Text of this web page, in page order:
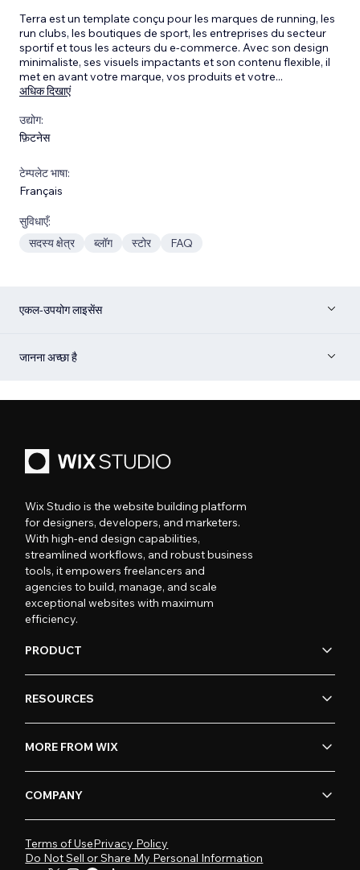
Terra est un template conçu pour les marques de running, les
run clubs, les boutiques de sport, les entreprises du secteur
sportif et tous les acteurs du e-commerce. Avec son design
minimaliste, ses visuels impactants et son contenu flexible, il
met en avant votre marque, vos produits et votre...
अधिक दिखाएं
उद्योग:
फ़िटनेस
टेम्पलेट भाषा:
Français
सुविधाएँ:
सदस्य क्षेत्र
ब्लॉग स्टोर FAQ
एकल-उपयोग लाइसेंस
जानना अच्छा है
Wix Studio is the website building platform
for designers, developers, and marketers.
With high-end design capabilities,
streamlined workflows, and robust business
tools, it empowers freelancers and
agencies to build, manage, and scale
exceptional websites with maximum
efficiency.
PRODUCT
RESOURCES
MORE FROM WIX
COMPANY
Terms of UsePrivacy Policy
Do Not Sell or Share My Personal Information